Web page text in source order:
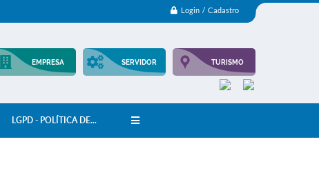
Login / Cadastro
EMPRESA SERVIDOR TURISMO
LGPD - POLÍTICA DE...